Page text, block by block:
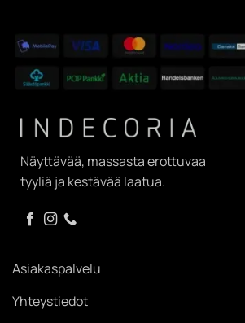
Näyttävää, massasta erottuvaa
tyyliä ja kestävää laatua.
Asiakaspalvelu
Yhteystiedot